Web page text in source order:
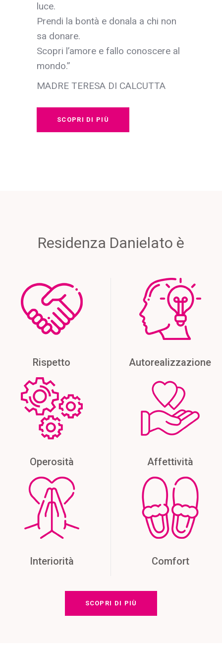
luce.
Prendi la bontà e donala a chi non
sa donare.
Scopri l’amore e fallo conoscere al
mondo.”
MADRE TERESA DI CALCUTTA
SCOPRI DI PIÙ
Residenza Danielato è
Rispetto Autorealizzazione
Operosità Affettività
Interiorità Comfort
SCOPRI DI PIÙ